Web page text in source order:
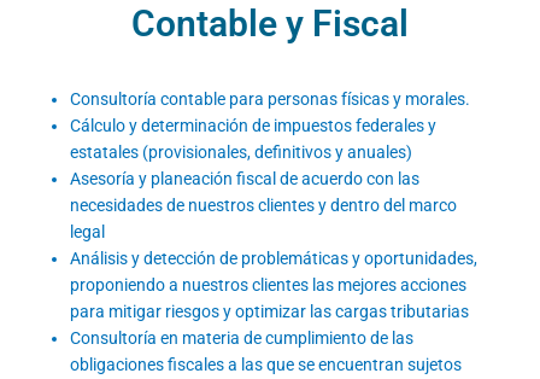
m
Contable y Fiscal
Consultoría contable para personas físicas y morales.
Cálculo y determinación de impuestos federales y
estatales (provisionales, definitivos y anuales)
Asesoría y planeación fiscal de acuerdo con las
necesidades de nuestros clientes y dentro del marco
legal
Análisis y detección de problemáticas y oportunidades,
proponiendo a nuestros clientes las mejores acciones
para mitigar riesgos y optimizar las cargas tributarias
Consultoría en materia de cumplimiento de las
obligaciones fiscales a las que se encuentran sujetos